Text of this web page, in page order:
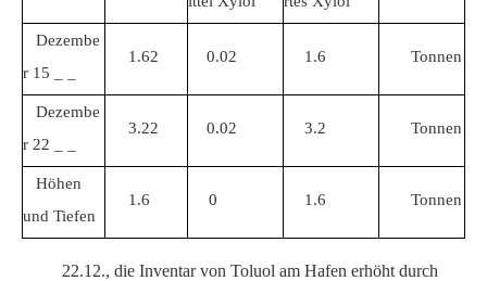
Dezembe
r 15
1.62 0.02 1.6 Tonnen
Dezembe
r 22
3.22 0.02 3.2 Tonnen
Höhen
und Tiefen
1.6 0 1.6 Tonnen
22.12., dieInventar vonToluol am Hafen erhöht durch